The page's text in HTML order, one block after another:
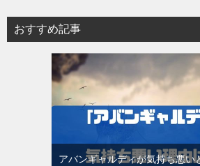
おすすめ記事
アバンギャルディが気持ち悪い